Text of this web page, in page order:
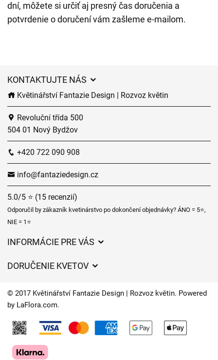
dní, môžete si určiť aj presný čas doručenia a
potvrdenie o doručení vám zašleme e-mailom.
KONTAKTUJTE NÁS
Květinářství Fantazie Design | Rozvoz květin
Revoluční třída 500
504 01 Nový Bydžov
+420 722 090 908
info@fantaziedesign.cz
5.0/5 ⭐ (15 recenzií)
Odporučil by zákazník kvetinárstvo po dokončení objednávky? ÁNO = 5⭐,
NIE = 1⭐
INFORMÁCIE PRE VÁS
Časy doručenia kvetov – prehľad možností
DORUČENIE KVETOV
Kam doručujeme kvety
Kontaktujte nás
© 2017 Květinářství Fantazie Design | Rozvoz květin. Powered
by LaFlora.com.